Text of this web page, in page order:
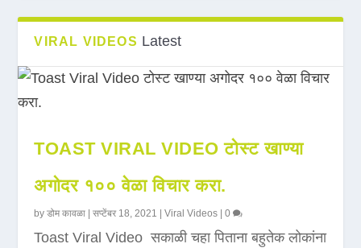
VIRAL VIDEOS Latest
TOAST VIRAL VIDEO टोस्ट खाण्या
अगोदर १०० वेळा विचार करा.
byडोम कावळा |सप्टेंबर 18, 2021 |Viral Videos |0
Toast Viral Video सकाळी चहा पिताना बहुतेक लोकांना